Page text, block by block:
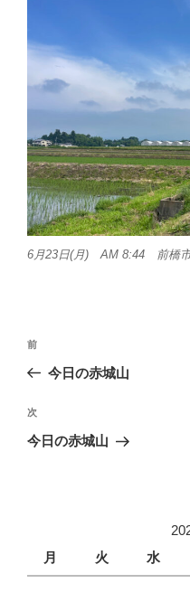
6月23日(月) AM 8:44 前橋
投
ビ
ゲ
前
の
稿
前
今日の赤城山
次
の
次
今日の赤城山
月
火 水